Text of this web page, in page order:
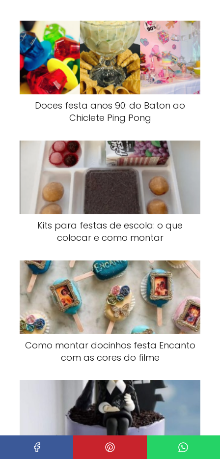
Doces festa anos 90: do Baton ao
Chiclete Ping Pong
Kits para festas de escola: o que
colocar e como montar
Como montar docinhos festa Encanto
com as cores do filme